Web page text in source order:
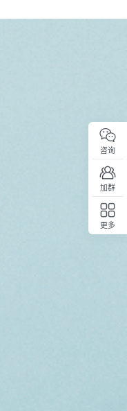
咨询
加群
更多
回顶部